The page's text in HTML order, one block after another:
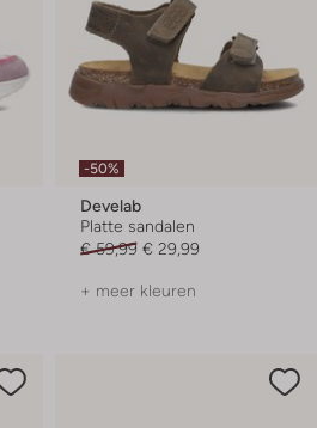
-50%
Develab
Platte sandalen
€ 59,99 € 29,99
+ meer kleuren